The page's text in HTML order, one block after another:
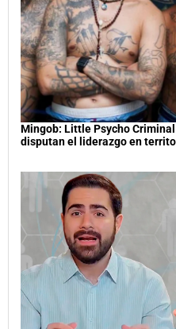
Mingob: Little Psycho
disputan el liderazgo en